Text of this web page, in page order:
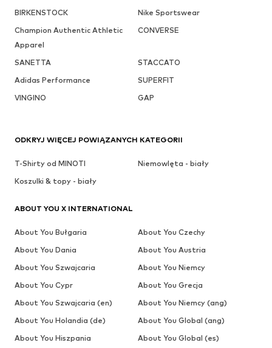
BIRKENSTOCK
Nike Sportswear
Champion Authentic Athletic
Apparel
CONVERSE
SANETTA
STACCATO
Adidas Performance
SUPERFIT
VINGINO
GAP
ODKRYJ WIĘCEJ POWIĄZANYCH KATEGORII
T-Shirty od MINOTI
Niemowlęta - biały
Koszulki & topy - biały
ABOUT YOU X INTERNATIONAL
About You Bułgaria
About You Czechy
About You Dania
About You Austria
About You Szwajcaria
About You Niemcy
About You Cypr
About You Grecja
About You Szwajcaria (en)
About You Niemcy (ang)
About You Holandia (de)
About You Global (ang)
About You Hiszpania
About You Global (es)